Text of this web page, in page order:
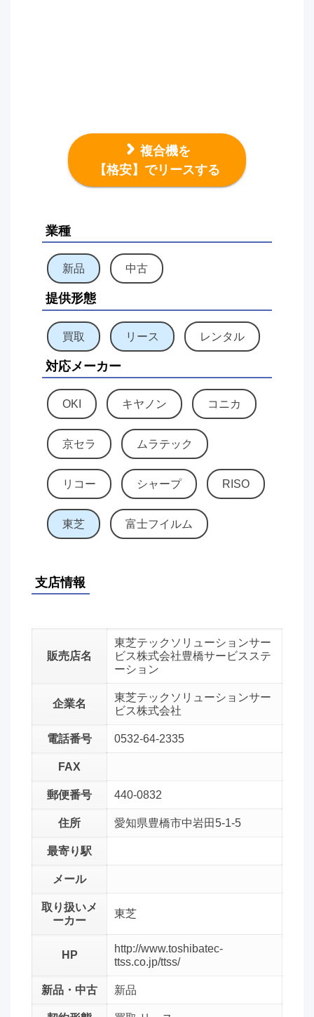
複合機を
【格安】でリースする
業種
新品 中古
提供形態
買取 リース レンタル
対応メーカー
OKI キヤノン コニカ
京セラ ムラテック
リコー シャープ RISO
東芝 富士フイルム
支店情報
販売店名
東芝テックソリューションサー
ビス株式会社豊橋サービスステ
ーション
企業名
東芝テックソリューションサー
ビス株式会社
電話番号 0532-64-2335
FAX
郵便番号 440-0832
住所 愛知県豊橋市中岩田5-1-5
最寄り駅
メール
取り扱いメ
ーカー
東芝
HP
http://www.toshibatec-
ttss.co.jp/ttss/
新品・中古 新品